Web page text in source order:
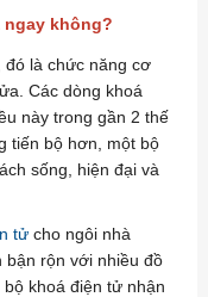
ngay không?
đó là chức năng cơ
Các dòng khoá
này trong gần 2 thế
tiến bộ hơn, một bộ
sống, hiện đại và
tửcho ngôi nhà
bận rộn với nhiều đồ
khoá điện tử nhận